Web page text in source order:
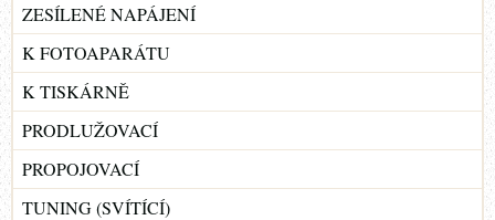
ZESÍLENÉ NAPÁJENÍ
K FOTOAPARÁTU
K TISKÁRNĚ
PRODLUŽOVACÍ
PROPOJOVACÍ
TUNING (SVÍTÍCÍ)